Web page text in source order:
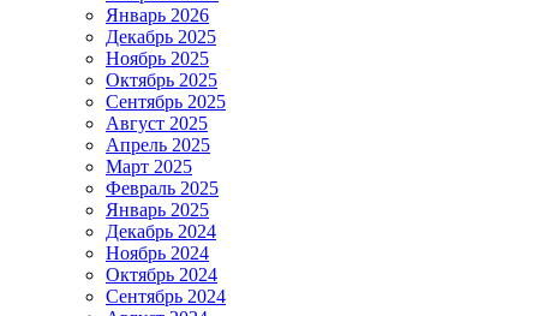
Январь 2026
Декабрь 2025
Ноябрь 2025
Октябрь 2025
Сентябрь 2025
Август 2025
Апрель 2025
Март 2025
Февраль 2025
Январь 2025
Декабрь 2024
Ноябрь 2024
Октябрь 2024
Сентябрь 2024